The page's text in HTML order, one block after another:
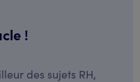
!
des sujets RH,